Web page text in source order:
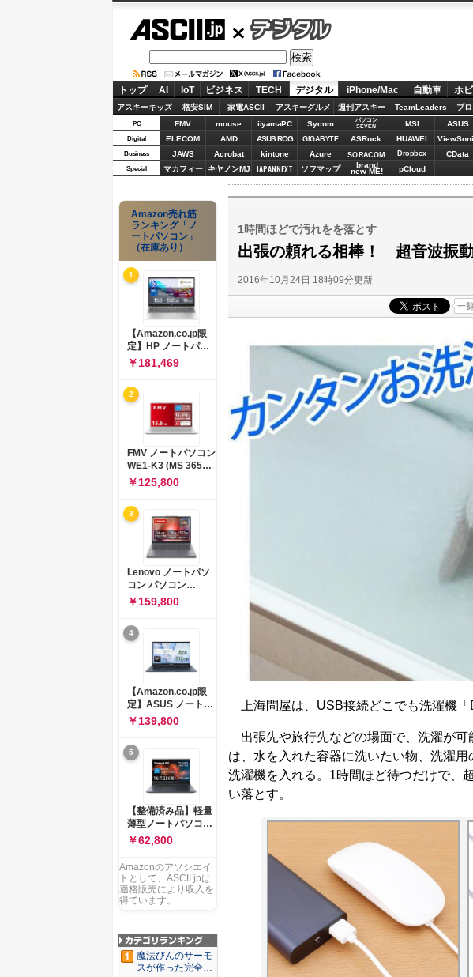
デジタル
トップ AI IoT ビジネス TECH デジタル iPhone/Mac 自動車 ホ
アスキーキッズ 格安SIM 家電ASCII アスキーグルメ 週刊アスキー TeamLeaders プ
PC FMV mouse iiyamaPC Sycom
パソコン
SEVEN
MSI ASUS
Digital ELECOM AMD ASUS ROG GIGABYTE ASRock HUAWEI
Business JAWS Acrobat kintone Azure SORACOM Dropbox CData
Special マカフィー キヤノンMJ JAPANNEXT ソフマップ brand
new ME! pCloud
1時間ほどで汚れをを落とす
出張の頼れる相棒！ 超音波振
2016年10月24日 18時09分更新
一
上海問屋は、USB接続どこでも洗濯機「
出張先や旅行先などの場面で、洗濯が可
は、水を入れた容器に洗いたい物、洗濯
洗濯機を入れる。1時間ほど待つだけで、
い落とす。
Amazon売れ筋
ランキング「ノ
ートパソコン」
（在庫あり）
1
【Amazon.co.jp限
定】HP ノートパソ
コン 15-fd 15.6イン
チ インテル Core 5
120U メモリ16GB
SSD512GB
Windows 11
Microsoft Office
2024搭載 WPS
Office搭載 カメラシ
ャッター 指紋認証 薄
型 Copilotキー搭載
ナチュラルシルバー
￥181,469
2
FMV ノートパソコン
WE1-K3 (MS 365
Personal/Copilotキ
ー搭載/Win 11/15.6
型/Core
i5/16GB/SSD
512GB/ホワイト)
FMVWK3E15W_AZ
￥125,800
3
Lenovo ノートパソ
コン パソコン
IdeaPad Slim 3 14.0
インチ AMD
Ryzen™ 5 8640HS
メモリ16GB
SSD512GB
Microsoft 365 試用
版 Windows11 バッ
テリー駆動12.6時間
重量1.39kg ルナグレ
ー 83K9003JJP ノー
トPC
￥159,800
4
【Amazon.co.jp限
定】ASUS ノートパ
ソコン Vivobook 15
M1502NAQ 15.6イ
ンチ AMD Ryzen 7
170 メモリ16GB
SSD 512GB
Microsoft 365
Personal (24か月版)
搭載 Windows 11 重
量1.7kg Wi-Fi 6E ク
ワイエットブルー
M1502NAQ-
￥139,800
5
【整備済み品】軽量
薄型ノートパソコン
dynabook G83 ■
13.3型
FHD(1920x1080) -
高性能第11世代Core
i5-1135G7 - メモリ
16GB - SSD 256GB
USB Type-C - MS
Office 2021 - Win11
搭載
￥62,800
Amazonのアソシエイ
トとして、ASCII.jpは
適格販売により収入を
得ています。
魔法びんのサーモ
スが作った完全遮